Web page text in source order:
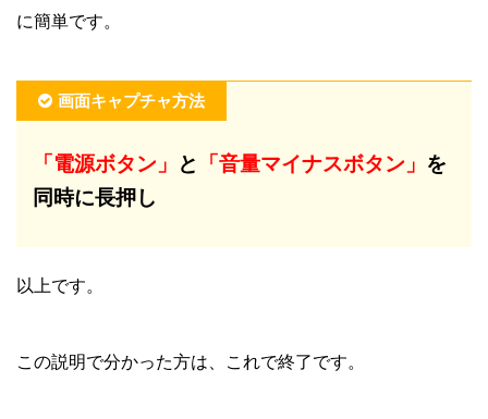
に簡単です。
画面キャプチャ方法
「電源ボタン」 と 「音量マイナスボタン」 を
同時に長押し
以上です。
この説明で分かった方は、これで終了です。